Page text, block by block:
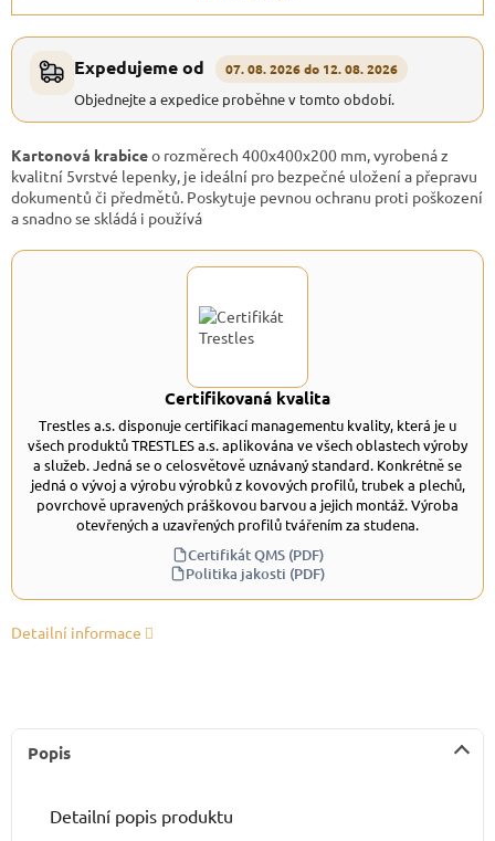
Expedujeme od 07. 08. 2026 do 12. 08. 2026
Objednejte a expedice proběhne v tomto období.
Kartonová krabiceo rozměrech 400x400x200 mm, vyrobená z
kvalitní 5vrstvé lepenky, je ideální pro bezpečné uložení a přepravu
dokumentů či předmětů. Poskytuje pevnou ochranu proti poškození
a snadno se skládá i používá
Certifikovaná kvalita
Trestles a.s. disponuje certifikací managementu kvality, která je u
všech produktů TRESTLES a.s. aplikována ve všech oblastech výroby
a služeb. Jedná se o celosvětově uznávaný standard. Konkrétně se
jedná o vývoj a výrobu výrobků z kovových profilů, trubek a plechů,
povrchově upravených práškovou barvou a jejich montáž. Výroba
otevřených a uzavřených profilů tvářením za studena.
Certifikát QMS (PDF)
Politika jakosti (PDF)
Detailní informace
Popis
Detailní popis produktu